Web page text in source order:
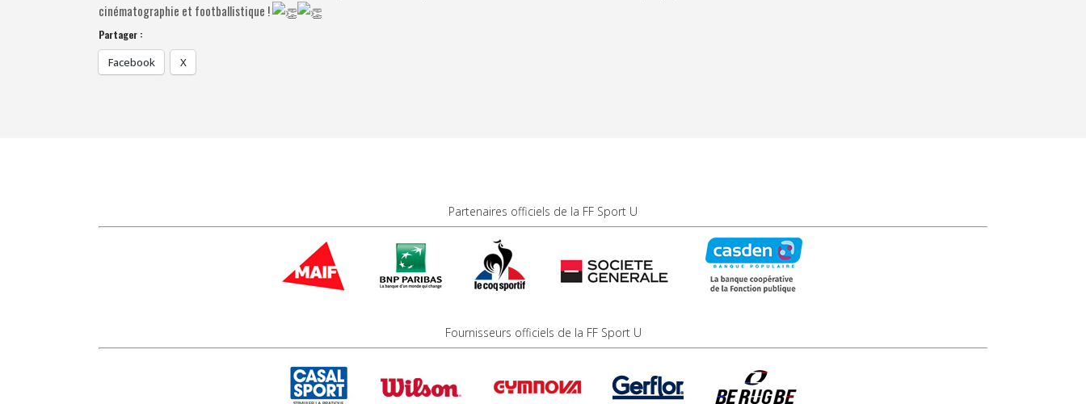
cinématographie et footballistique !
Partager :
Facebook X
Partenaires officiels de la FF Sport U
Fournisseurs officiels de la FF Sport U